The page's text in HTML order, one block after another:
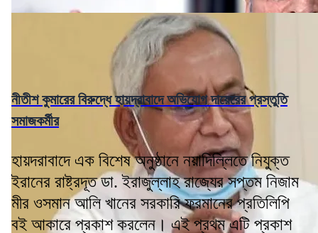
নীতীশ কুমারের বিরুদ্ধে হায়দ্রাবাদে অভিযোগ দায়েরের প্রস্তুতি
সমাজকর্মীর
হায়দরাবাদে এক বিশেষ অনুষ্ঠানে নয়াদিল্লিতে নিযুক্ত
ইরানের রাষ্ট্রদূত ডা. ইরাজুল্লাহ রাজ্যের সপ্তম নিজাম
মীর ওসমান আলি খানের সরকারি ফরমানের প্রতিলিপি
বই আকারে প্রকাশ করলেন। এই প্রথম এটি প্রকাশ